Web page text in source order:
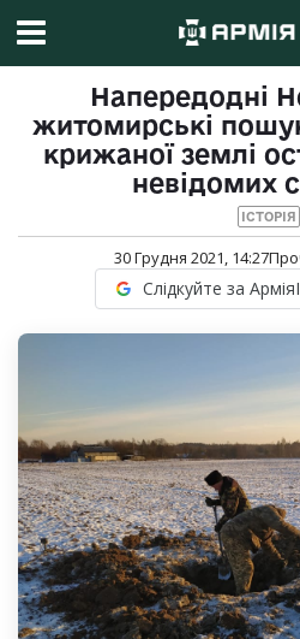
Напередодні
житомирські
крижаної землі
невідомих
ІСТОРІЯ
30 Грудня 2021, 14:27
Слідкуйте за